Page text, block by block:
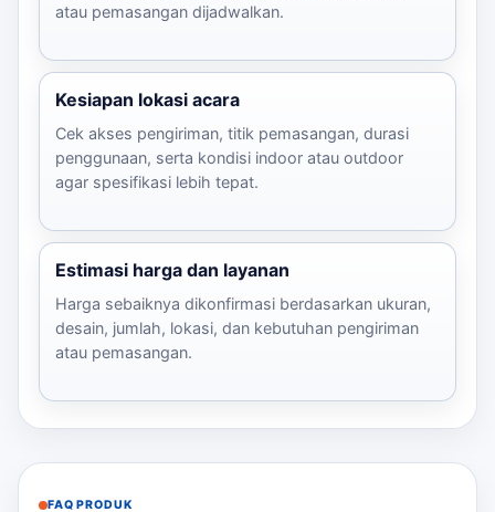
atau pemasangan dijadwalkan.
Kesiapan lokasi acara
Cek akses pengiriman, titik pemasangan, durasi
penggunaan, serta kondisi indoor atau outdoor
agar spesifikasi lebih tepat.
Estimasi harga dan layanan
Harga sebaiknya dikonfirmasi berdasarkan ukuran,
desain, jumlah, lokasi, dan kebutuhan pengiriman
atau pemasangan.
FAQ PRODUK